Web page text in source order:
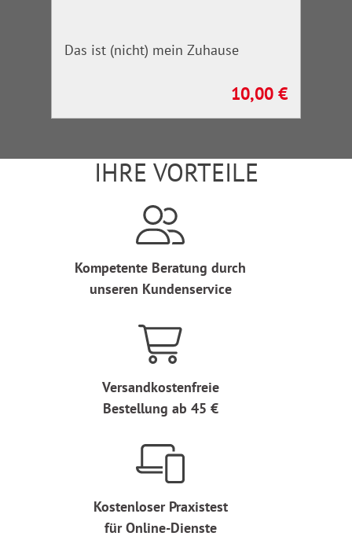
Das ist (nicht) mein Zuhause
Regulärer Preis:
10,00 €
IHRE VORTEILE
Kompetente Beratung durch
unseren Kundenservice
Versandkostenfreie
Bestellung ab 45 €
Kostenloser Praxistest
für Online-Dienste